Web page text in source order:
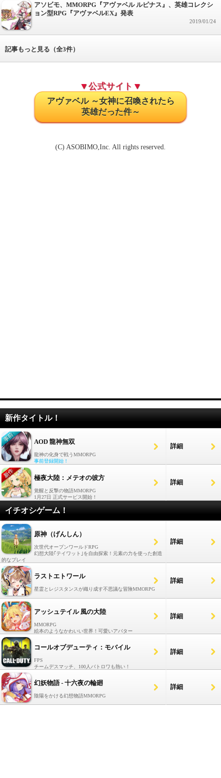
アソビモ、MMORPG『アヴァベル ルピナス』、英雄コレクシ
ョン型RPG『アヴァベルEX』発表
2019/01/24
記事もっと見る（全3件）
▼公式サイト▼
アヴァベル ～女神に召喚されたら
英雄だった件～
(C) ASOBIMO,Inc. All rights reserved.
新作タイトル！
AOD 龍神無双
龍神の化身で戦うMMORPG
事前登録開始！
詳細
極夜大陸：メテオの彼方
覚醒と反撃の物語MMORPG
1月27日 正式サービス開始！
詳細
イチオシゲーム！
原神（げんしん）
次世代オープンワールドRPG
幻想大陸｢テイワット｣を自由探索！元素の力を使った創造
的なプレイ
詳細
ラストエトワール
星霊とレジスタンスが織り成す不思議な冒険MMORPG
詳細
アッシュテイル 風の大陸
MMORPG
絵本のようなかわいい世界！可愛いアバター
詳細
コールオブデューティ：モバイル
FPS
チームデスマッチ、100人バトロワも熱い！
詳細
幻妖物語 - 十六夜の輪廻
陰陽をかける幻想物語MMORPG
詳細